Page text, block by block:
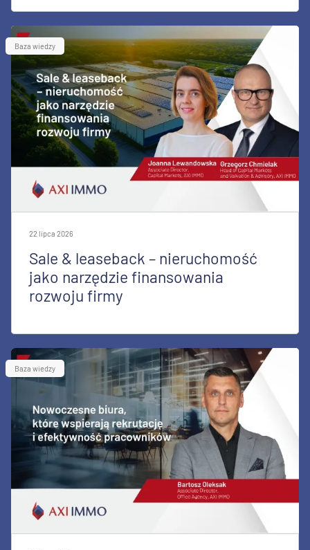
Baza wiedzy
22 lipca 2026
Sale & leaseback – nieruchomość
jako narzędzie finansowania
rozwoju firmy
Baza wiedzy